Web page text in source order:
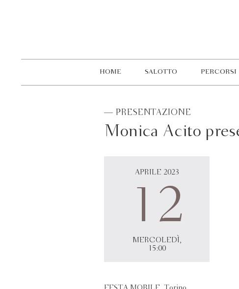
HOME SALOTTO PERCORSI
— PRESENTAZIONE
Monica Acito
APRILE 2023
12
MERCOLEDÌ,
15:00